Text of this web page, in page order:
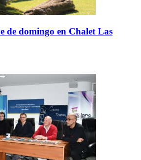
de domingo en Chalet Las